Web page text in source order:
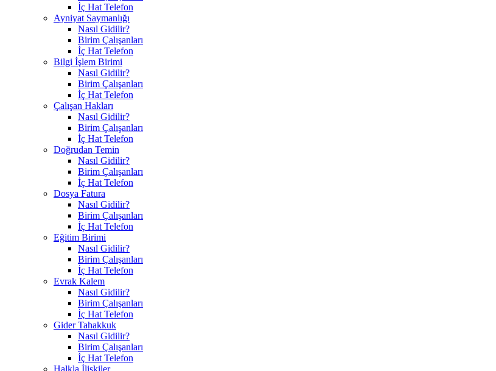
İç Hat Telefon
Ayniyat Saymanlığı
Nasıl Gidilir?
Birim Çalışanları
İç Hat Telefon
Bilgi İşlem Birimi
Nasıl Gidilir?
Birim Çalışanları
İç Hat Telefon
Çalışan Hakları
Nasıl Gidilir?
Birim Çalışanları
İç Hat Telefon
Doğrudan Temin
Nasıl Gidilir?
Birim Çalışanları
İç Hat Telefon
Dosya Fatura
Nasıl Gidilir?
Birim Çalışanları
İç Hat Telefon
Eğitim Birimi
Nasıl Gidilir?
Birim Çalışanları
İç Hat Telefon
Evrak Kalem
Nasıl Gidilir?
Birim Çalışanları
İç Hat Telefon
Gider Tahakkuk
Nasıl Gidilir?
Birim Çalışanları
İç Hat Telefon
Halkla İlişkiler